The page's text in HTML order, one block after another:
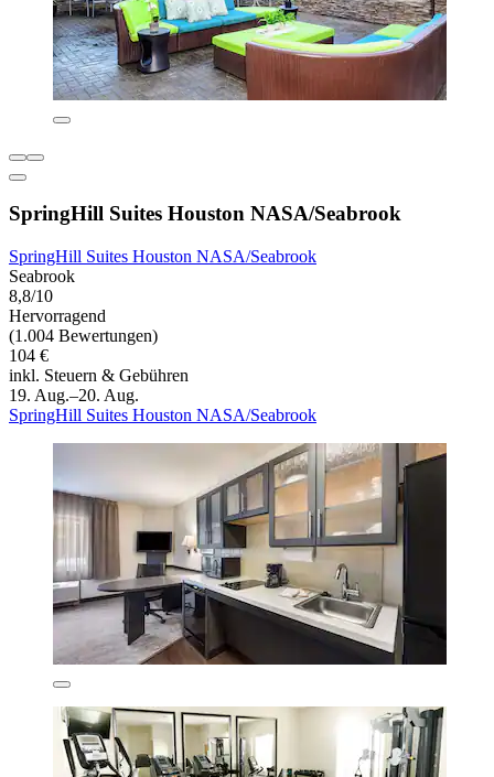
SpringHill Suites Houston NASA/Seabrook
SpringHill Suites Houston NASA/Seabrook
Seabrook
8,8/10
Hervorragend
(1.004 Bewertungen)
104 €
inkl. Steuern & Gebühren
19. Aug.–20. Aug.
SpringHill Suites Houston NASA/Seabrook